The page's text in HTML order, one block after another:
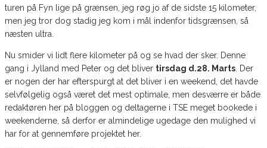
turen på Fyn lige på grænsen, jeg røg jo af de sidste 15 kilometer,
men jeg tror dog stadig jeg kom i mål indenfor tidsgrænsen, så
næsten ultra.
Nu smider vi lidt flere kilometer på og se hvad der sker. Denne
gang i Jylland med Peter og det bliver tirsdag d.28. Marts . Der
er nogen der har efterspurgt at det bliver i en weekend, det havde
selvfølgelig også været det mest optimale, men desværre er både
redaktøren her på bloggen og deltagerne i TSE meget bookede i
weekenderne, så derfor er almindelige ugedage den mulighed vi
har for at gennemføre projektet her.